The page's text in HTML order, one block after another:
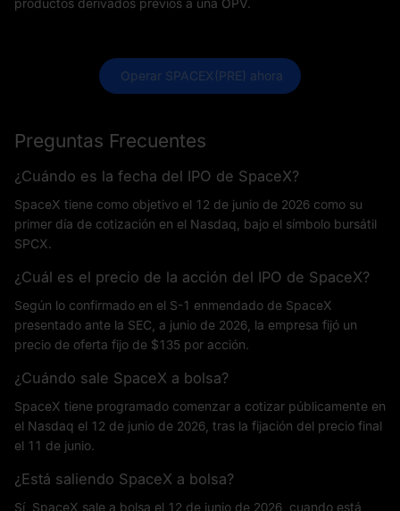
productos derivados previos a una OPV.
Operar SPACEX(PRE) ahora
Preguntas Frecuentes
¿Cuándo es la fecha del IPO de SpaceX?
SpaceX tiene como objetivo el 12 de junio de 2026 como su
primer día de cotización en el Nasdaq, bajo el símbolo bursátil
SPCX.
¿Cuál es el precio de la acción del IPO de SpaceX?
Según lo confirmado en el S-1 enmendado de SpaceX
presentado ante la SEC, a junio de 2026, la empresa fijó un
precio de oferta fijo de $135 por acción.
¿Cuándo sale SpaceX a bolsa?
SpaceX tiene programado comenzar a cotizar públicamente en
el Nasdaq el 12 de junio de 2026, tras la fijación del precio final
el 11 de junio.
¿Está saliendo SpaceX a bolsa?
Sí, SpaceX sale a bolsa el 12 de junio de 2026, cuando está